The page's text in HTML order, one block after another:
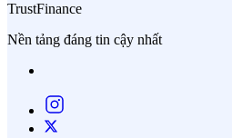
TrustFinance
Nền tảng đáng tin cậy nhất